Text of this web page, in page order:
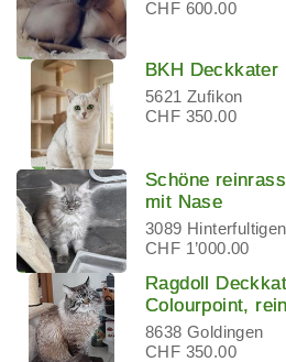
CHF 600.00
BKH Deckkater
5621 Zufikon
CHF 350.00
Schöne
mit Nase
3089 Hinterfultigen
CHF 1’000.00
Ragdoll
Colourpoint,
8638 Goldingen
CHF 350.00